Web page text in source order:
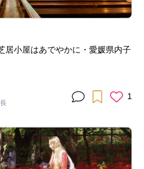
居小屋はあでやかに・愛媛県内子
1